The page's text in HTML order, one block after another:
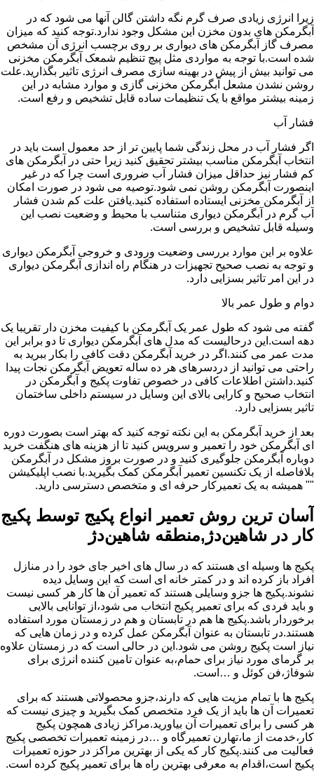
زیرا انرژی زیادی صرف گرم نگه داشتن گالن آنها می شود که در
آبگرمکن های بدون مخزن این مشکل وجود ندارد.توجه کنید که میزان
مصرف گاز آبگرمکن های دیواری بر روی برچسب انرژی آن مشخص
شده است.با توجه به مواردی مثل پیچ تنظیم شمعک آبگرمکن مخزنی
می توانید بیش از پیش در بهینه سازی مصرف انرژی تاثیر بگذارید.علت
روشن نشدن مشعل آبگرمکن مخزنی گازی و موارد مشابه در این
زمینه بیشتر مواقع با یک تنظیمات ساده قابل تشخیص و رفع است.
فشار آب
اگر فشار آب در محل زندگی شما پایین تر از حد معمول است باید در
انتخاب آبگرمکن مناسب بیشتر تحقیق کنید زیرا حتی در آبگرمکن های
کم فشار نیز حداقل میزان فشار آب ضروری است چرا که در غیر
اینصورت آبگرمکن روشن نمی شود.توصیه می شود در صورت امکان
از آبگرمکن مخزنی ایستاده استفاده کنید.یافتن علت کم شدن فشار
آب گرم در آبگرمکن دیواری متناسب با محیط و وضعیت نصب این
وسیله قابل تشخیص و بررسی است.
علاوه بر این موارد بررسی وضعیت ورودی و خروجی آبگرمکن دیواری
و توجه به نصب صحیح تجهیزات در هنگام راه اندازی آبگرمکن دیواری
در این امر تاثیر بسزایی دارد.
دوام و طول عمر بالا
گفته می شود که طول عمر یک آبگرمکن با کیفیت مخزن دار تقریبا یک
دهه است.این درحالیست که مدل های آبگرمکن دیواری تا دو برابر این
مدت عمر می کنند.اگر در خرید آبگرمکن دقت کافی را بکار ببرید به
راحتی می توانید از دردسرهای هر ده ساله تعویض آبگرمکن نجات پیدا
کنید.داشتن اطلاعات کافی در خصوص تفاوت پکیج و آبگرمکن در
انتخاب صحیح و کارایی بالای این وسایل در سیستم داخلی ساختمان
تاثیر بسزایی دارد.
بعد از خرید آبگرمکن به این نکته توجه کنید که بهتر است بصورت دوره
ای آبگرمکن خود را تعمیر و سرویس کنید تا از هزینه های هنگفت خرید
دوباره آبگرمکن جلوگیری کنید و در صورت بروز مشکل در آبگرمکن
بلافاصله از یک تکنسین تعمیر آبگرمکن کمک بگیرید.با نصب اپلیکیشن
"" همیشه به یک تعمیرکار حرفه ای و متخصص دسترسی دارید.
آسان ترین روش تعمیر انواع پکیج توسط پکیج
کار در شاهین‌دژ,منطقه شاهین‌دژ
پکیج ها وسیله ای هستند که در سال های اخیر جای خود را در منازل
افراد باز کرده اند و در کمتر خانه ای است که این وسایل دیده
نشوند.پکیج ها جزو وسایلی هستند که تعمیر آن ها کار هر کسی نیست
و باید فردی که برای تعمیر پکیج انتخاب می شود،از توانایی بالایی
برخوردار باشد.پکیج ها هم در تابستان و هم در زمستان مورد استفاده
هستند.در تابستان به عنوان آبگرمکن عمل کرده و در زمان هایی که
نیاز است پکیج روشن می شود.این در حالی است که در زمستان علاوه
بر گرمای مورد نیاز برای حمام،به عنوان تامین کننده انرژی برای
شوفاژ،فن کوئل و …است.
پکیج ها با تمام مزیت هایی که دارند،جزو محصولاتی هستند که برای
تعمیرات آن ها باید از یک فرد متخصص کمک بگیرید و چیزی نیست که
هر کسی را برای تعمیرات آن بیاورید.مراکز زیادی همچون پکیج
کار،خدمت از ما،تهارن تعمیرگاه و …در زمینه تعمیرات تخصصی پکیج
فعالیت می کنند.پکیج کار که یکی از بهترین مراکز در حوزه تعمیرات
پکیج است،اقدام به معرفی بهترین راه ها برای تعمیر پکیج کرده است.